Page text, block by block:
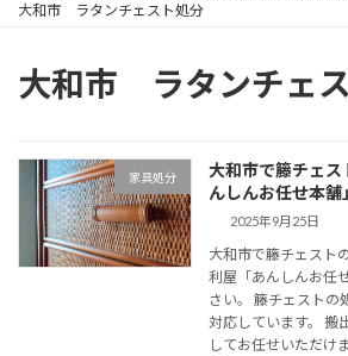
大和市 ラタンチェスト処分
大和市 ラタンチェ
家具処分
大和市で籐チェス
んしんお任せ本
2025年9月25日
大和市で籐チェスト
利屋「あんしんお任
さい。 籐チェストの
対応しています。 搬
してお任せいただけ